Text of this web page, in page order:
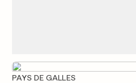
PAYS DE GALLES